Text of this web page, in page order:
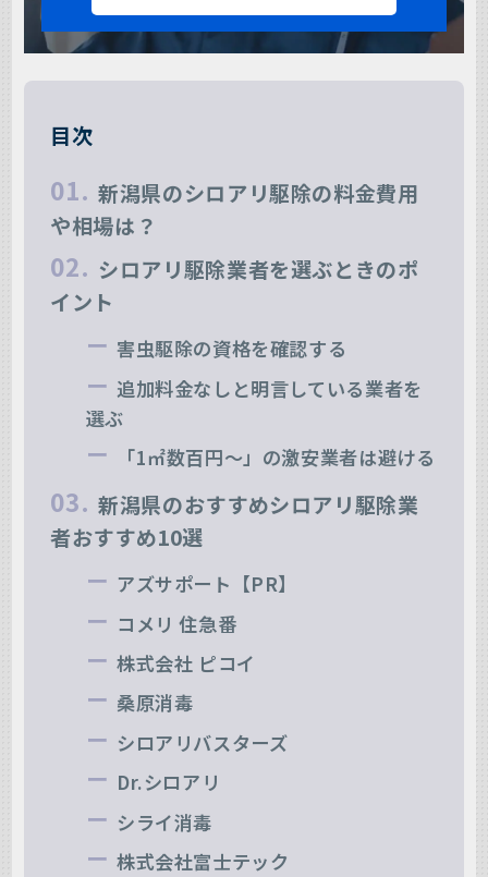
目次
新潟県のシロアリ駆除の料金費用
や相場は？
シロアリ駆除業者を選ぶときのポ
イント
害虫駆除の資格を確認する
追加料金なしと明言している業者を
選ぶ
「1㎡数百円～」の激安業者は避ける
新潟県のおすすめシロアリ駆除業
者おすすめ10選
アズサポート【PR】
コメリ 住急番
株式会社 ピコイ
桑原消毒
シロアリバスターズ
Dr.シロアリ
シライ消毒
株式会社富士テック